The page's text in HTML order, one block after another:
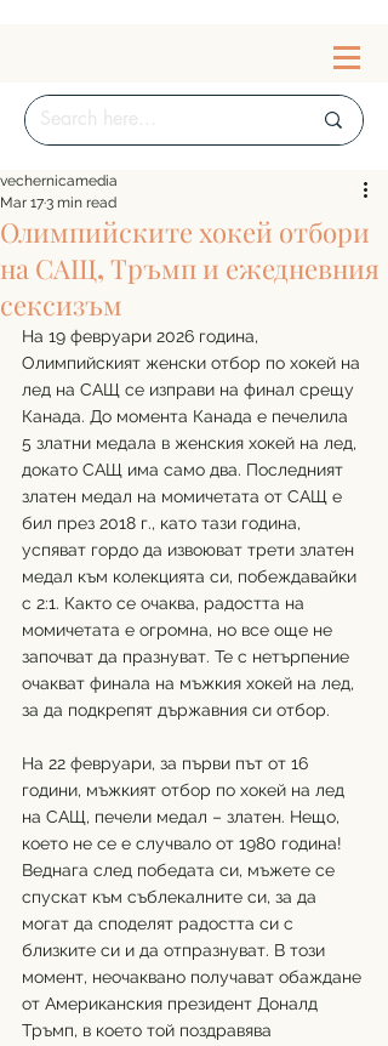
Олимпийските хокей отбори
на САЩ, Тръмп и ежедневния
сексизъм
vechernicamedia
Mar 173 min read
На 19 февруари 2026 година,
Олимпийският женски отбор по хокей на
лед на САЩ се изправи на финал срещу
Канада. До момента Канада е печелила
5 златни медала в женския хокей на лед,
докато САЩ има само два. Последният
златен медал на момичетата от САЩ е
бил през 2018 г., като тази година,
успяват гордо да извоюват трети златен
медал към колекцията си, побеждавайки
с 2:1. Както се очаква, радостта на
момичетата е огромна, но все още не
започват да празнуват. Те с нетърпение
очакват финала на мъжкия хокей на лед,
за да подкрепят държавния си отбор.
На 22 февруари, за първи път от 16
години, мъжкият отбор по хокей на лед
на САЩ, печели медал – златен. Нещо,
което не се е случвало от 1980 година!
Веднага след победата си, мъжете се
спускат към съблекалните си, за да
могат да споделят радостта си с
близките си и да отпразнуват. В този
момент, неочаквано получават обаждане
от Американския президент Доналд
Тръмп, в което той поздравява